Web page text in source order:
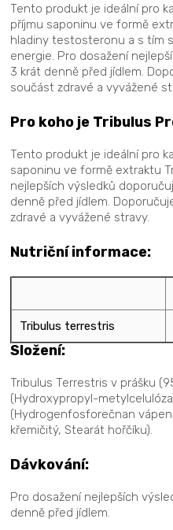
Tento produkt je ideální pro
příjmu saponinu ve formě
hladiny testosteronu a s tím
energie. Pro dosažení
3 krát denně před jídlem.
součást zdravé a vyvážené
Pro koho je Tribulus
Tento produkt je ideální pro
saponinu ve formě extraktu
nejlepších výsledků
denně před jídlem.
zdravé a vyvážené stravy.
Nutriční informace:
Tribulus terrestris
Složení:
Tribulus Terrestris v prášku
(Hydroxypropyl-
(Hydrogenfosforečnan
křemičitý, Stearát hořčíku).
Dávkování:
Pro dosažení nejlepších
denně před jídlem.